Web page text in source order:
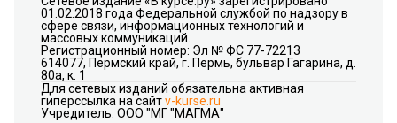
01.02.2018 года Федеральной службой по надзору в
сфере связи, информационных технологий и
массовых коммуникаций.
Регистрационный номер: Эл № ФС 77-72213
614077, Пермский край, г. Пермь, бульвар Гагарина, д.
80а, к. 1
Для сетевых изданий обязательна активная
гиперссылка на сайтv-kurse.ru
Учредитель: ООО "МГ "МАГМА"